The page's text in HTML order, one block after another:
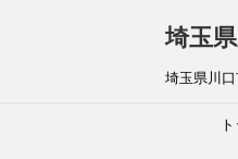
埼玉
埼玉県川